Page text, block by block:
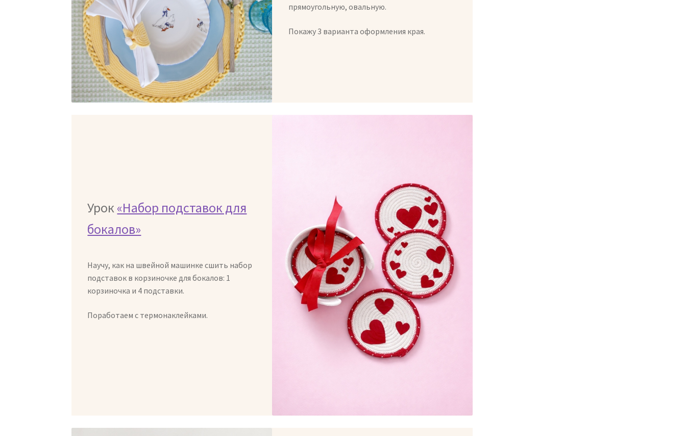
прямоугольную, овальную.
Покажу 3 варианта оформления края.
Урок«Набор подставок для
бокалов»
Научу, как на швейной машинке сшить набор
подставок в корзиночке для бокалов: 1
корзиночка и 4 подставки.
Поработаем с термонаклейками.